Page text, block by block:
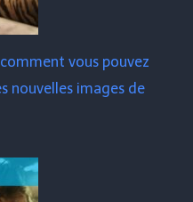
vous pouvez
nouvelles images de